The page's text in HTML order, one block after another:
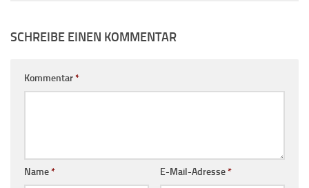
SCHREIBE EINEN KOMMENTAR
Kommentar*
Name* E-Mail-Adresse*